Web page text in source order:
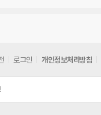
로그인 개인정보처리방침